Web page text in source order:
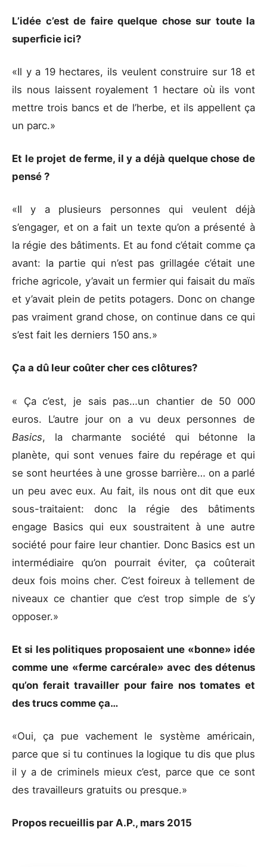
L’idée c’est de faire quelque chose sur toute la
superficie ici?
«Il y a 19 hectares, ils veulent construire sur 18 et
ils nous laissent royalement 1 hectare où ils vont
mettre trois bancs et de l’herbe, et ils appellent ça
un parc.»
Et le projet de ferme, il y a déjà quelque chose de
pensé ?
«Il y a plusieurs personnes qui veulent déjà
s’engager, et on a fait un texte qu’on a présenté à
la régie des bâtiments. Et au fond c’était comme ça
avant: la partie qui n’est pas grillagée c’était une
friche agricole, y’avait un fermier qui faisait du maïs
et y’avait plein de petits potagers. Donc on change
pas vraiment grand chose, on continue dans ce qui
s’est fait les derniers 150 ans.»
Ça a dû leur coûter cher ces clôtures?
« Ça c’est, je sais pas…un chantier de 50 000
euros. L’autre jour on a vu deux personnes de
Basics, la charmante société qui bétonne la
planète, qui sont venues faire du repérage et qui
se sont heurtées à une grosse barrière… on a parlé
un peu avec eux. Au fait, ils nous ont dit que eux
sous-traitaient: donc la régie des bâtiments
engage Basics qui eux soustraitent à une autre
société pour faire leur chantier. Donc Basics est un
intermédiaire qu’on pourrait éviter, ça coûterait
deux fois moins cher. C’est foireux à tellement de
niveaux ce chantier que c’est trop simple de s’y
opposer.»
Et si les politiques proposaient une «bonne» idée
comme une «ferme carcérale» avec des détenus
qu’on ferait travailler pour faire nos tomates et
des trucs comme ça…
«Oui, ça pue vachement le système américain,
parce que si tu continues la logique tu dis que plus
il y a de criminels mieux c’est, parce que ce sont
des travailleurs gratuits ou presque.»
Propos recueillis par A.P., mars 2015